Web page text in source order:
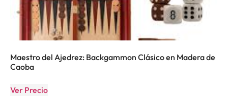
Maestro del Ajedrez: Backgammon Clásico en Madera de
Caoba
Ver Precio